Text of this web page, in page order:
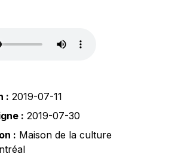
: 2019-07-11
: 2019-07-30
: Maison de la culture